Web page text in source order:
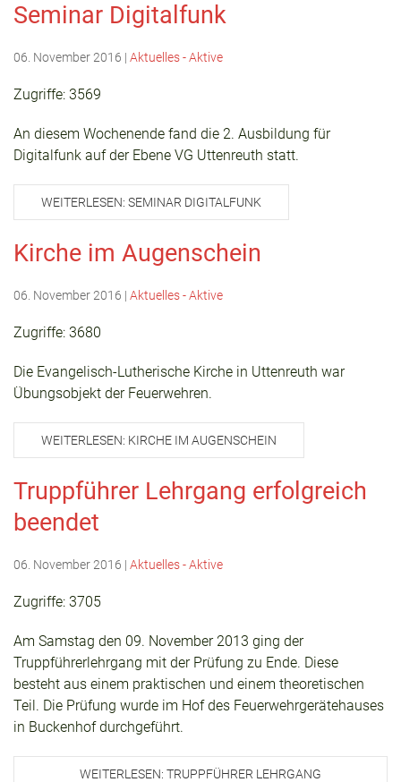
Seminar Digitalfunk
06. November 2016 | Aktuelles - Aktive
Zugriffe: 3569
An diesem Wochenende fand die 2. Ausbildung für
Digitalfunk auf der Ebene VG Uttenreuth statt.
WEITERLESEN: SEMINAR DIGITALFUNK
Kirche im Augenschein
06. November 2016 | Aktuelles - Aktive
Zugriffe: 3680
Die Evangelisch-Lutherische Kirche in Uttenreuth war
Übungsobjekt der Feuerwehren.
WEITERLESEN: KIRCHE IM AUGENSCHEIN
Truppführer Lehrgang erfolgreich
beendet
06. November 2016 | Aktuelles - Aktive
Zugriffe: 3705
Am Samstag den 09. November 2013 ging der
Truppführerlehrgang mit der Prüfung zu Ende. Diese
besteht aus einem praktischen und einem theoretischen
Teil. Die Prüfung wurde im Hof des Feuerwehrgerätehauses
in Buckenhof durchgeführt.
WEITERLESEN: TRUPPFÜHRER LEHRGANG